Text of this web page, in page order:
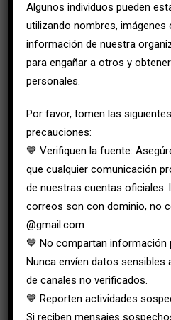
condiciones de vida de
estrategias educativas y
Muchas organizaciones
relacionados
Manejo adecuado de
Uso seguro del agua.
Prevención de
Educación sanitaria.
Estas iniciativas generan
comunidad y fortalecen la
Algunos individuos pueden
utilizando nombres, imágenes
información de nuestra
para engañar a otros y
personales.
Por favor, tomen las siguientes
precauciones:
💙 Verifiquen la fuente:
que cualquier comunicación
de nuestras cuentas oficiales.
correos son con dominio, no
@gmail.com
💙 No compartan información
Nunca envíen datos sensibles
de canales no verificados.
💙 Reporten actividades
Si reciben mensajes